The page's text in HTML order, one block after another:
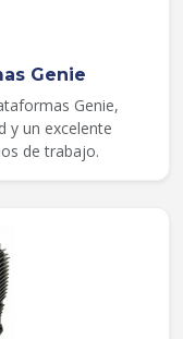
Genie
Genie,
y un excelente
de trabajo.